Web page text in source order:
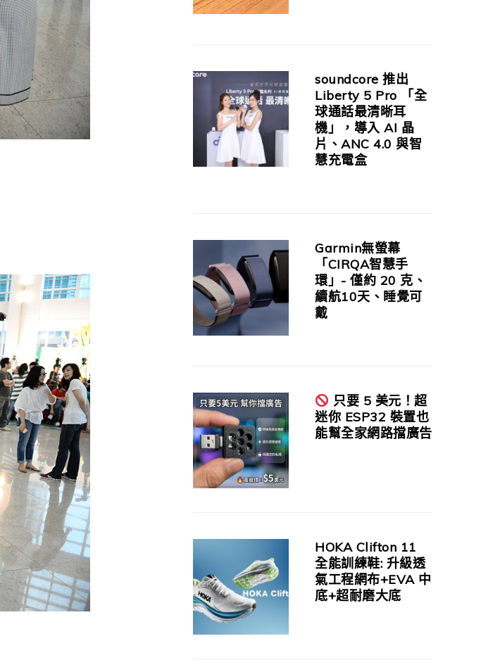
soundcore 推出
Liberty 5 Pro 「全
球通話最清晰耳
機」，導入 AI 晶
片、ANC 4.0 與智
慧充電盒
Garmin無螢幕
「CIRQA智慧手
環」- 僅約 20 克、
續航10天、睡覺可
戴
只要 5 美元！超
迷你 ESP32 裝置也
能幫全家網路擋廣告
HOKA Clifton 11
全能訓練鞋: 升級透
氣工程網布+EVA 中
底+超耐磨大底